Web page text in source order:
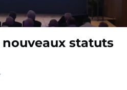
nouveaux statuts